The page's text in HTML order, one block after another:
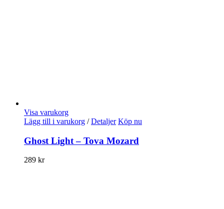
Visa varukorg
Lägg till i varukorg / Detaljer Köp nu
Ghost Light – Tova Mozard
289 kr